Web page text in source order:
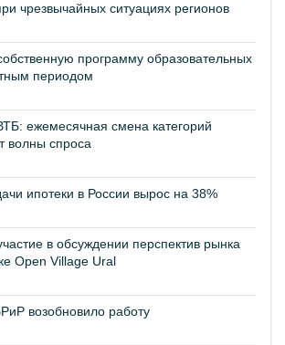
чрезвычайных ситуациях регионов
программу образовательных
периодом
ежемесячная смена категорий
волны спроса
ипотеки в России вырос на 38%
в обсуждении перспектив рынка
Open Village Ural
возобновило работу